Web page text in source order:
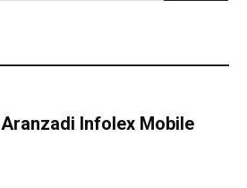
Aranzadi Infolex Mobile